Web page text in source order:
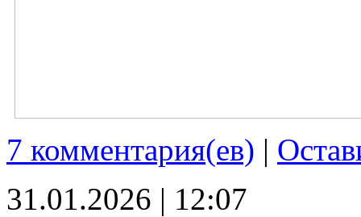
7 комментария(ев) |
31.01.2026 | 12:07